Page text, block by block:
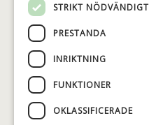
STRIKT NÖDVÄNDIGT
PRESTANDA
INRIKTNING
FUNKTIONER
OKLASSIFICERADE